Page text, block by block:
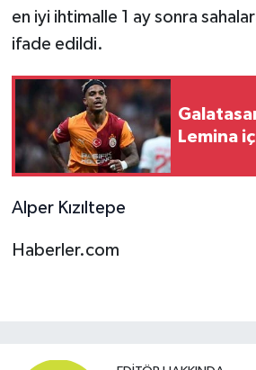
en iyi ihtimalle 1 ay sonra
ifade edildi.
Lemina
Alper Kızıltepe
Haberler.com